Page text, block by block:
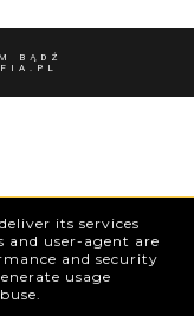
BĄDŹ
its services
and user-agent are
and security
usage